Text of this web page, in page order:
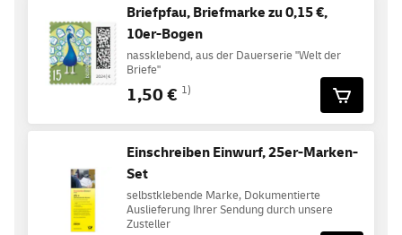
Briefpfau, Briefmarke zu 0,15 €,
10er-Bogen
nassklebend, aus der Dauerserie "Welt der
Briefe"
1,50 € 1)
Einschreiben Einwurf, 25er-Marken-
Set
selbstklebende Marke, Dokumentierte
Auslieferung Ihrer Sendung durch unsere
Zusteller